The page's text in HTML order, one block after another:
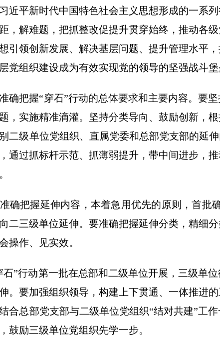
近平新时代中国特色社会主义思想形成的一系
，解难题，把抓整改促提升贯穿始终，推动各
引领创新发展、解决基层问题、提升管理水平
党组织建设成为有效实现党的领导的坚强战斗堡
确把握“穿石”行动的总体要求和主要内容。要
，实施精准滴灌。坚持分类导向、鼓励创新，
二级单位党组织、直属党委和总部党支部的延
通过抓标杆示范、抓薄弱提升，带中间进步，推
确把握延伸内容，本着急用优先的原则，首批
二三级单位延伸。要准确把握延伸分类，精细
操作、见实效。
石”行动第一批在总部和二级单位开展，三级单
。要加强组织领导，构建上下贯通、一体推进
合总部党支部与二级单位党组织“结对共建”工
鼓励三级单位党组织先学一步。